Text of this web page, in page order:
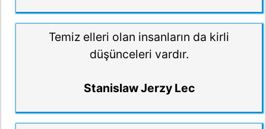
Temiz elleri olan insanların da kirli
düşünceleri vardır.
Stanislaw Jerzy Lec